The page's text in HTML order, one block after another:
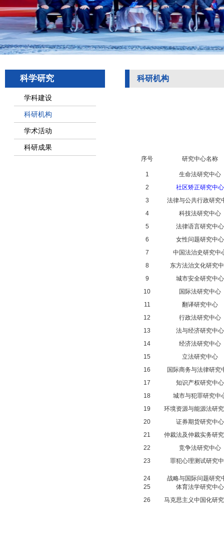
科学研究
学科建设
科研机构
学术活动
科研成果
科研机构
序号 研究中心名称
1
生命法研究中心
2
社区矫正研究中心
3
法律与公共行政研究
4
科技法研究中心
5
法律语言研究中心
6
女性问题研究中心
7
中国法治史研究中
8
东方法治文化研究
9
城市安全研究中心
10
国际法研究中心
11
翻译研究中心
12
行政法研究中心
13
法与经济研究中心
14
经济法研究中心
15
立法研究中心
16
国际商务与法律研究
17
知识产权研究中心
18
城市与犯罪研究中
19
环境资源与能源法研
20
证券期货研究中心
21
仲裁法及仲裁实务研
22
竞争法研究中心
23
罪犯心理测试研究
24
战略与国际问题研究
25
体育法学研究中心
26
马克思主义中国化研